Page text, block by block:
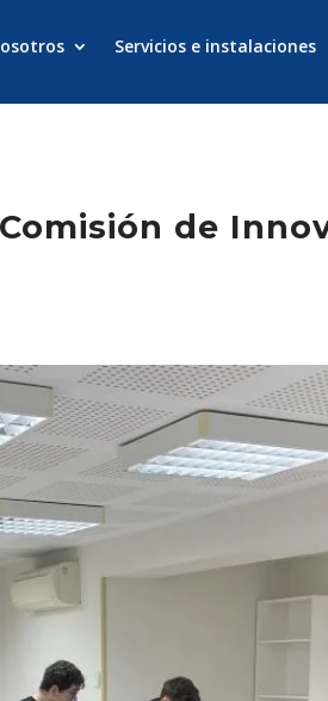
Servicios e instalaciones
de